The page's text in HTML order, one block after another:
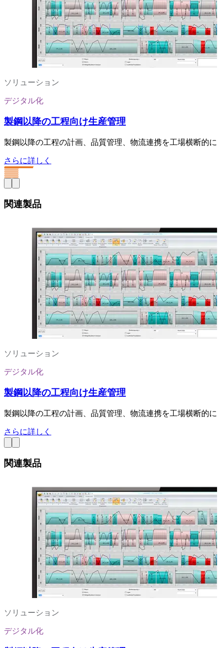
ソリューション
デジタル化
製鋼以降の工程向け生産管理
製鋼以降の工程の計画、品質管理、物流連携を工場横断的
さらに詳しく
関連製品
ソリューション
デジタル化
製鋼以降の工程向け生産管理
製鋼以降の工程の計画、品質管理、物流連携を工場横断的
さらに詳しく
関連製品
ソリューション
デジタル化